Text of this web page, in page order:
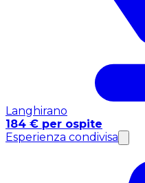
Langhirano
184 € per ospite
Esperienza condivisa